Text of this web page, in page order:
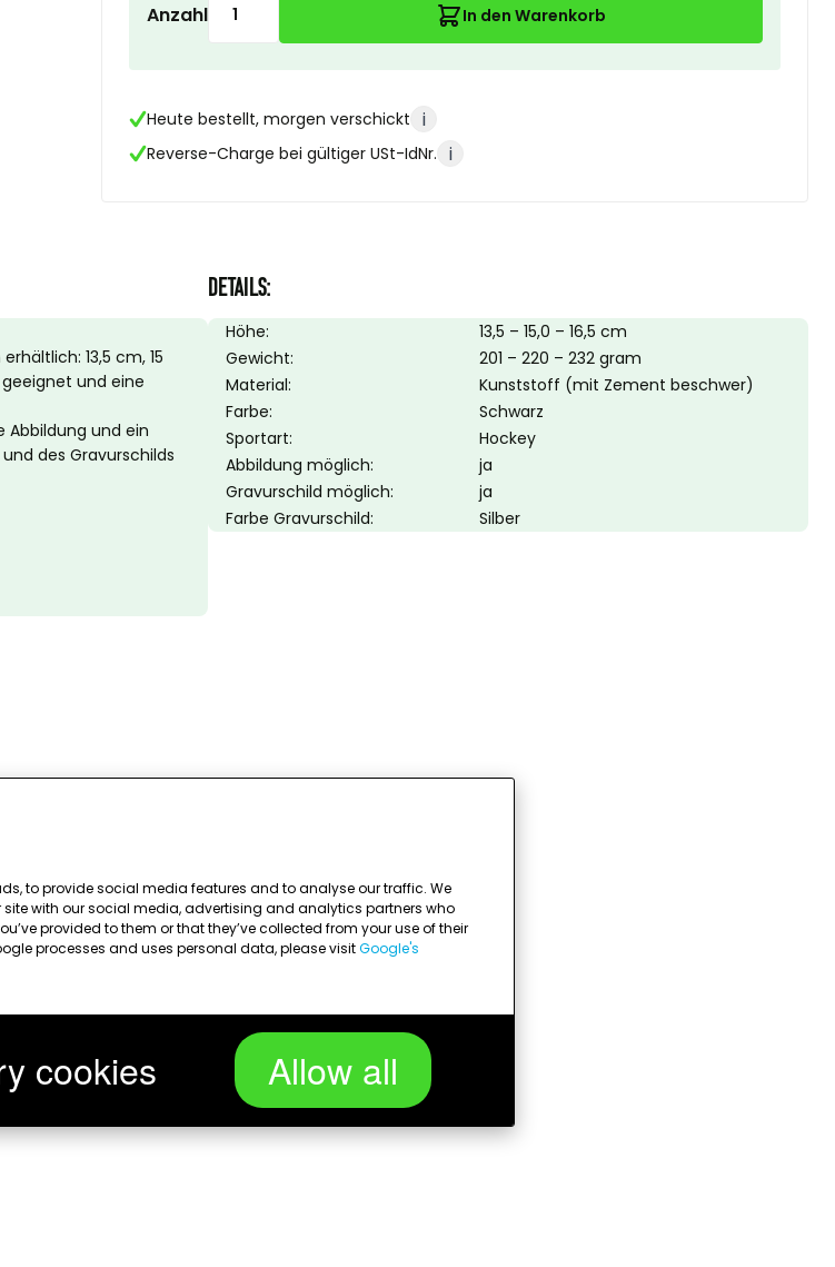
to provide social media features and to analyse our traffic. We
with our social media, advertising and analytics partners who
provided to them or that they’ve collected from your use of their
processes and uses personal data, please visitGoogle's
cookies Allow all
Anzahl In den Warenkorb
Heute bestellt, morgen verschickt i
Reverse-Charge bei gültiger USt-IdNr. i
13,5 cm, 15
und eine
Abbildung und ein
des Gravurschilds
DETAILS:
Höhe:
13,5 – 15,0 – 16,5 cm
Gewicht:
201 – 220 – 232 gram
Material:
Kunststoff (mit Zement beschwer)
Farbe:
Schwarz
Sportart:
Hockey
Abbildung möglich:
ja
Gravurschild möglich:
ja
Farbe Gravurschild:
Silber
Wird geladen …